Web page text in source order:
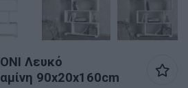
Λευκό
90x20x160cm